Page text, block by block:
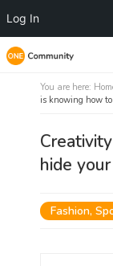
Log In
You are here:
is knowing how
hide
Fashion,